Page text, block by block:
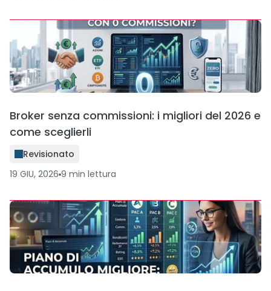
Broker senza commissioni: i migliori del 2026 e
come sceglierli
Revisionato
19 GIU, 2026 9 min lettura